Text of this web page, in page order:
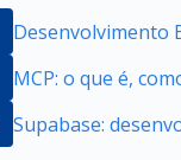
Desenvolvimento
MCP: o que é,
Supabase: